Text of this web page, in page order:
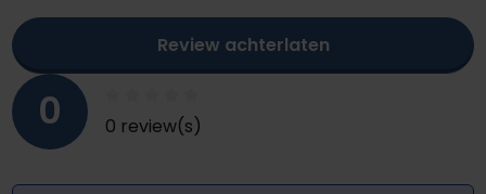
0 0 review(s)
Review achterlaten